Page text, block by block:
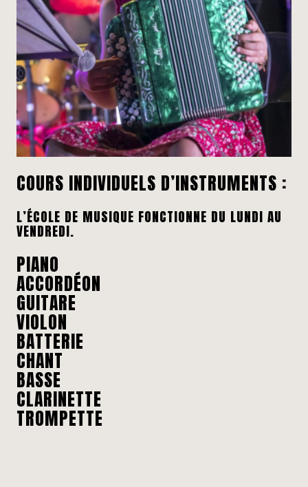
COURS INDIVIDUELS D’INSTRUMENTS :
L’ÉCOLE DE MUSIQUE FONCTIONNE DU LUNDI AU
VENDREDI.
PIANO
ACCORDÉON
GUITARE
VIOLON
BATTERIE
CHANT
BASSE
CLARINETTE
TROMPETTE